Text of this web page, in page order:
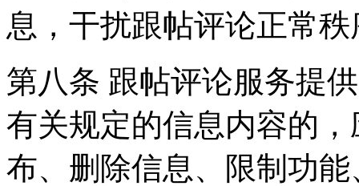
息，干扰跟帖评论正常
第八条 跟帖评论服务提
有关规定的信息内容的
布、删除信息、限制功